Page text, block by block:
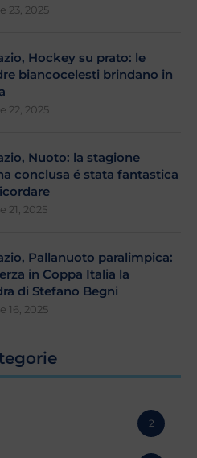
23, 2025
Hockey su prato: le
biancocelesti brindano in
22, 2025
Nuoto: la stagione
conclusa é stata fantastica
21, 2025
Pallanuoto paralimpica:
in Coppa Italia la
di Stefano Begni
16, 2025
2